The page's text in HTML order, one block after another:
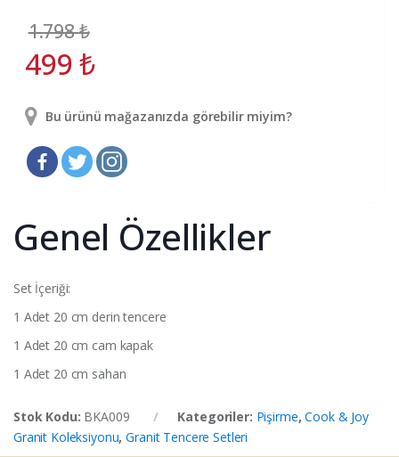
1.798₺
499₺
Bu ürünü mağazanızda görebilir miyim?
Genel Özellikler
Set İçeriği:
1 Adet 20 cm derin tencere
1 Adet 20 cm cam kapak
1 Adet 20 cm sahan
Stok Kodu: BKA009 Kategoriler: Pişirme,Cook & Joy
Granit Koleksiyonu,Granit Tencere Setleri